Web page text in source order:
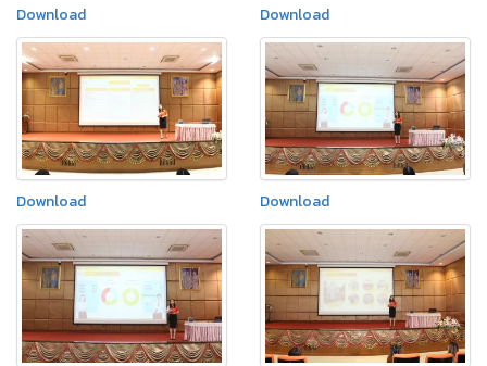
Download Download
Download Download